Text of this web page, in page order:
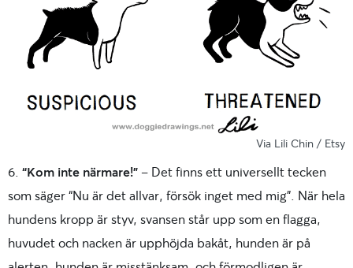
Via Lili Chin / Etsy
6. “Kom inte närmare!”– Det finns ett universellt tecken
som säger “Nu är det allvar, försök inget med mig”. När hela
hundens kropp är styv, svansen står upp som en flagga,
huvudet och nacken är upphöjda bakåt, hunden är på